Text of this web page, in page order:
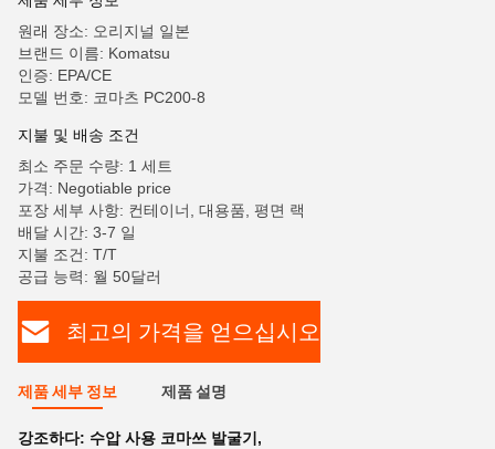
원래 장소: 오리지널 일본
브랜드 이름: Komatsu
인증: EPA/CE
모델 번호: 코마츠 PC200-8
지불 및 배송 조건
최소 주문 수량: 1 세트
가격: Negotiable price
포장 세부 사항: 컨테이너, 대용품, 평면 랙
배달 시간: 3-7 일
지불 조건: T/T
공급 능력: 월 50달러
최고의 가격을 얻으십시오
제품 세부 정보 제품 설명
강조하다: 수압 사용 코마쓰 발굴기 ,